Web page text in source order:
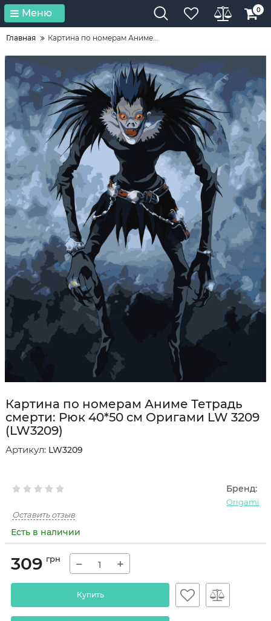
Меню 0
Главная Картина по номерам Аниме...
Картина по номерам Аниме Тетрадь
смерти: Рюк 40*50 см Оригами LW 3209
(LW3209)
Артикул: LW3209
Бренд:
Origami
Оставить отзыв
Есть в наличии
309 грн − +
Купить